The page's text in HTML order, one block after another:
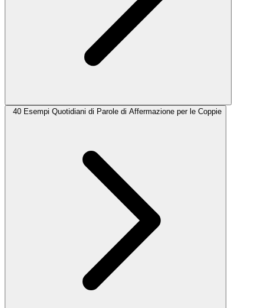
40 Esempi Quotidiani di Parole di Affermazione per le Coppie